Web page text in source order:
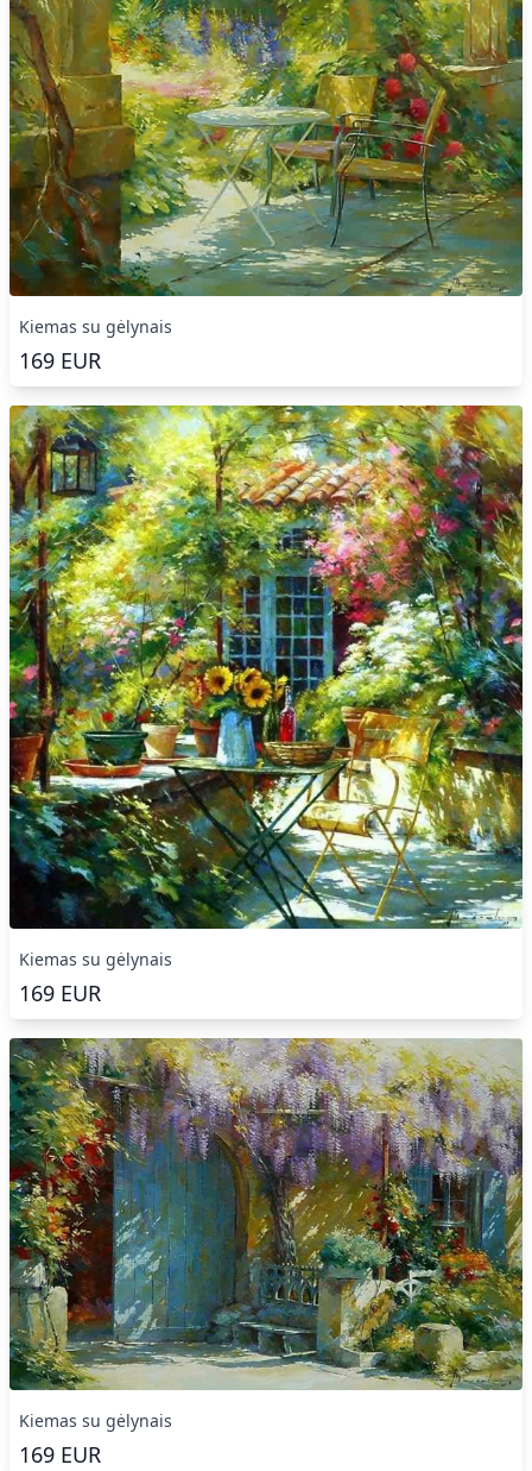
Kiemas su gėlynais
169 EUR
Kiemas su gėlynais
169 EUR
Kiemas su gėlynais
169 EUR